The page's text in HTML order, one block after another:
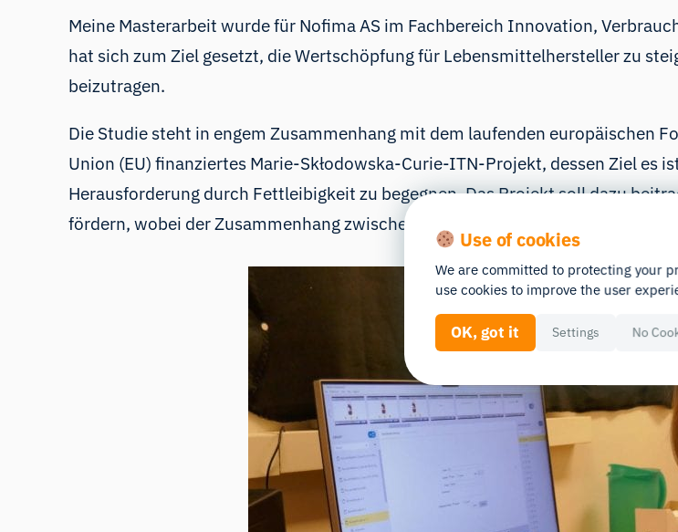
Meine Masterarbeit wurde für Nofima AS im Fachbereich Innovation,
hat sich zum Ziel gesetzt, die Wertschöpfung für Lebensmittelhersteller zu
beizutragen.
Die Studie steht in engem Zusammenhang mit dem laufenden europäischen
Union (EU) finanziertes Marie-Skłodowska-Curie-ITN-Projekt, dessen Ziel es
Herausforderung durch Fettleibigkeit zu begegnen. Das Projekt soll dazu
fördern, wobei der Zusammenhang zwischen
sensorischer Wahrnehmung,
Use of cookies
We are committed to protecting your
use cookies to improve the user
OK, got it Settings No